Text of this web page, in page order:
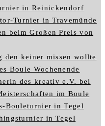
in Reinickendorf
Turnier in Travemünde
beim Großen Preis von
den keiner missen wollte
Boule Wochenende
des kreativ e.V. bei
im Boule
Bouleturnier in Tegel
in Tegel